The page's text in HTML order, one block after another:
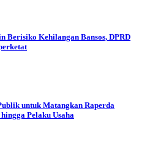
Berisiko Kehilangan Bansos, DPRD
untuk Matangkan Raperda
Pelaku Usaha